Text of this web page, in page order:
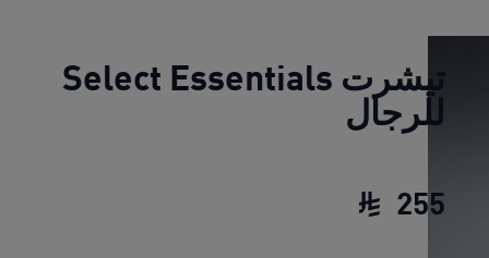
تيشرت Select Essentials
للرجال
255